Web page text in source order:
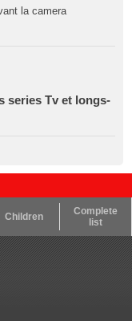
la camera
series Tv et longs-
Children
Complete
list